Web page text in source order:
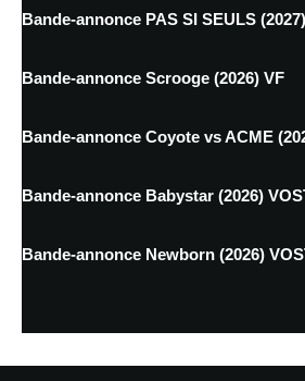
Bande-annonce PAS SI SEULS
Bande-annonce Scrooge (2026) VF
Bande-annonce Coyote vs ACME
Bande-annonce Babystar (2026)
Bande-annonce Newborn (2026)